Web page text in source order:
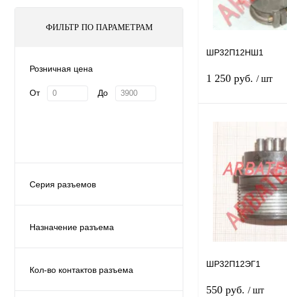
ФИЛЬТР ПО ПАРАМЕТРАМ
Розничная цена
От До
Серия разъемов
Назначение разъема
Кол-во контактов разъема
ШР32П12НШ1
1 250 руб. / шт
Купить в 1 клик
В избранное
ШР32П12ЭГ1
550 руб. / шт